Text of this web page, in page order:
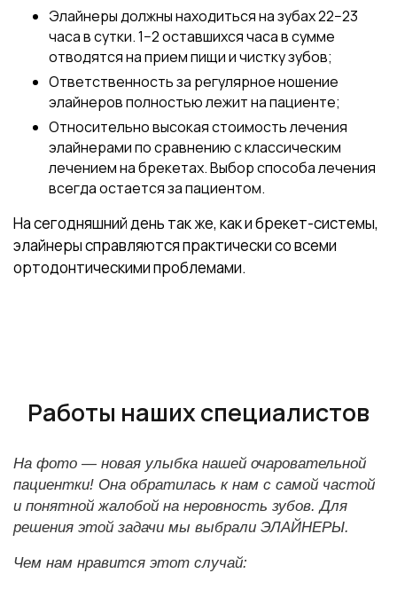
Элайнеры должны находиться на зубах 22−23
часа в сутки. 1−2 оставшихся часа в сумме
отводятся на прием пищи и чистку зубов;
Ответственность за регулярное ношение
элайнеров полностью лежит на пациенте;
Относительно высокая стоимость лечения
элайнерами по сравнению с классическим
лечением на брекетах. Выбор способа лечения
всегда остается за пациентом.
На сегодняшний день так же, как и брекет-системы,
элайнеры справляются практически со всеми
ортодонтическими проблемами.
Работы наших специалистов
На фото — новая улыбка нашей очаровательной
пациентки! Она обратилась к нам с самой частой
и понятной жалобой на неровность зубов. Для
решения этой задачи мы выбрали ЭЛАЙНЕРЫ.
Чем нам нравится этот случай: